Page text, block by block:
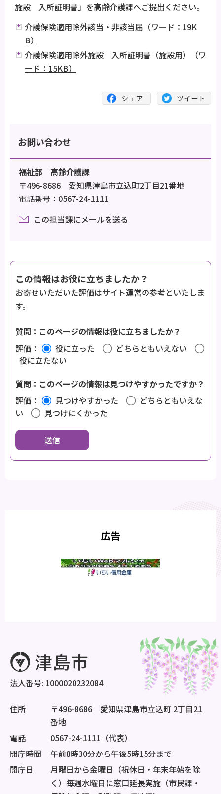
施設 入所証明書」を高齢介護課へご提出ください。
介護保険適用除外該当・非該当届（ワード：19K
B）
介護保険適用除外施設 入所証明書（施設用）（ワ
ード：15KB）
お問い合わせ
福祉部 高齢介護課
〒496-8686 愛知県津島市立込町2丁目21番地
電話番号：0567-24-1111
この担当課にメールを送る
この情報はお役に立ちましたか？
お寄せいただいた評価はサイト運営の参考といたしま
す。
質問：このページの情報は役に立ちましたか？
評価：
役に立った
どちらともいえない
役に立たない
質問：このページの情報は見つけやすかったですか？
評価：
見つけやすかった
どちらともいえな
い
見つけにくかった
広告
法人番号: 1000020232084
住所
〒496-8686 愛知県津島市立込町 2丁目21
番地
電話
0567-24-1111（代表）
開庁時間
午前8時30分から午後5時15分まで
開庁日
月曜日から金曜日（祝休日・年末年始を除
く）毎週水曜日に窓口延長実施（市民課・